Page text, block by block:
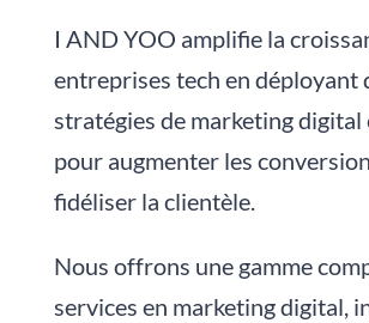
I AND YOO amplifie la
entreprises tech en déployant
stratégies de marketing digital
pour augmenter les
fidéliser la clientèle.
Nous offrons une gamme
services en marketing digital,